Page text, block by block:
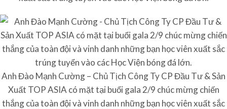
Anh Đào Mạnh Cường – Chủ Tịch Công Ty CP Đầu Tư & Sản
Xuất TOP ASIA có mặt tại buổi gala 2/9 chúc mừng chiến
thắng của toàn đội và vinh danh những bạn học viên xuất sắc